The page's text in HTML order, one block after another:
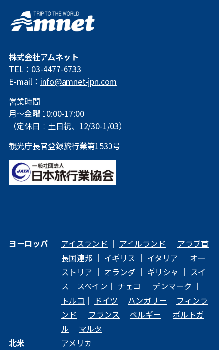
株式会社アムネット
TEL：03-4477-6733
E-mail： info@amnet-jpn.com
営業時間
月～金曜 10:00-17:00
（定休日：土日祝、12/30-1/03）
観光庁長官登録旅行業第1530号
ヨーロッパ アイスランド ｜ アイルランド ｜ アラブ首
長国連邦｜ イギリス ｜ イタリア ｜ オー
ストリア ｜ オランダ｜ ギリシャ ｜ スイ
ス ｜ スペイン ｜ チェコ ｜ デンマーク ｜
トルコ ｜ ドイツ ｜ ハンガリー ｜ フィンラ
ンド ｜ フランス ｜ ベルギー ｜ ポルトガ
ル ｜ マルタ
北米
アメリカ